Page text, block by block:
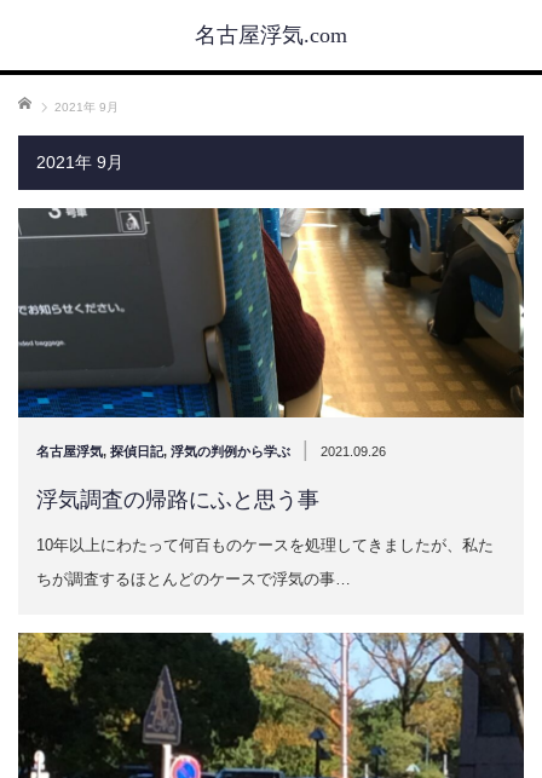
名古屋浮気.com
ホーム 2021年 9月
2021年 9月
名古屋浮気, 探偵日記, 浮気の判例から学ぶ 2021.09.26
浮気調査の帰路にふと思う事
10年以上にわたって何百ものケースを処理してきましたが、私た
ちが調査するほとんどのケースで浮気の事…